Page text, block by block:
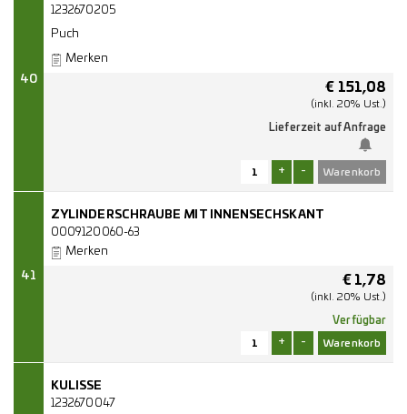
40
1232670205
Puch
Merken
€ 151,08
(inkl. 20% Ust.)
Lieferzeit auf Anfrage
+ -
41
ZYLINDERSCHRAUBE MIT INNENSECHSKANT
0009120060-63
Merken
€ 1,78
(inkl. 20% Ust.)
Verfügbar
+ -
KULISSE
1232670047